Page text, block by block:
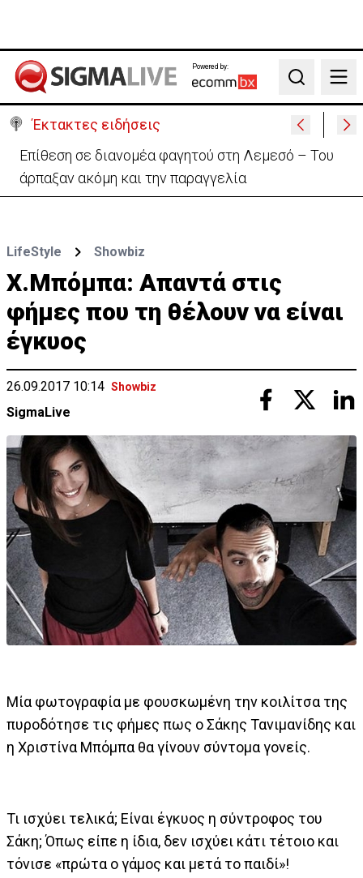
Powered by:
Search
Έκτακτες ειδήσεις
Ο στρατηγός του Τραμπ «αναζητά διέξοδο» από τον
πόλεμο με το Ιράν
LifeStyle Showbiz
Χ.Μπόμπα: Απαντά στις
φήμες που τη θέλουν να είναι
έγκυος
26.09.2017 10:14 Showbiz
SigmaLive
Μία φωτογραφία με φουσκωμένη την κοιλίτσα της
πυροδότησε τις φήμες πως ο Σάκης Τανιμανίδης και
η Χριστίνα Μπόμπα θα γίνουν σύντομα γονείς.
Τι ισχύει τελικά; Είναι έγκυος η σύντροφος του
Σάκη; Όπως είπε η ίδια, δεν ισχύει κάτι τέτοιο και
τόνισε «πρώτα ο γάμος και μετά το παιδί»!